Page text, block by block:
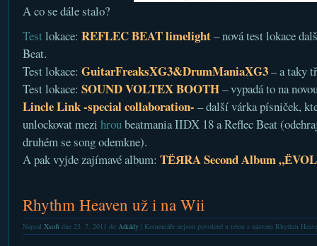
A co se dále stalo?
Test lokace: REFLEC BEAT limelight– nová test lokace
Beat.
Test lokace: GuitarFreaksXG3&DrumManiaXG3– a taky
Test lokace: SOUND VOLTEX BOOTH– vypadá to na
Lincle Link -special collaboration- – další várka písniček,
unlockovat mezi hroubeatmania IIDX 18 a Reflec Beat
druhém se song odemkne).
A pak vyjde zajímavé album: TЁЯRA Second Album
Rhythm Heaven už i na Wii
Napsal Xsoftdne 25. 7. 2011 do Arkády| Komentáře nejsou povolenéu textu s názvem Rhythm